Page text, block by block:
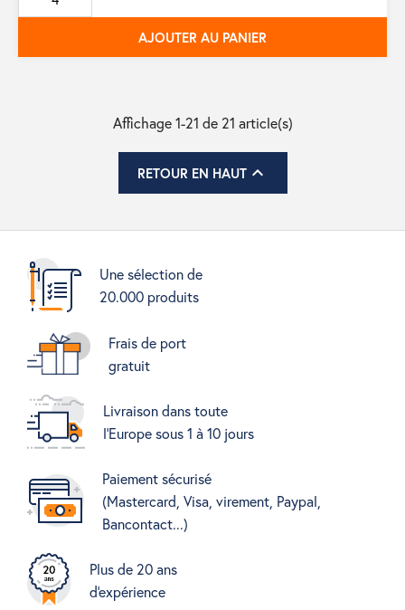
base
AJOUTER AU PANIER
Affichage 1-21 de 21 article(s)
RETOUR EN HAUT
Une sélection de
20.000 produits
Frais de port
gratuit
Livraison dans toute
l'Europe sous 1 à 10 jours
Paiement sécurisé
(Mastercard, Visa, virement, Paypal,
Bancontact...)
Plus de 20 ans
d'expérience